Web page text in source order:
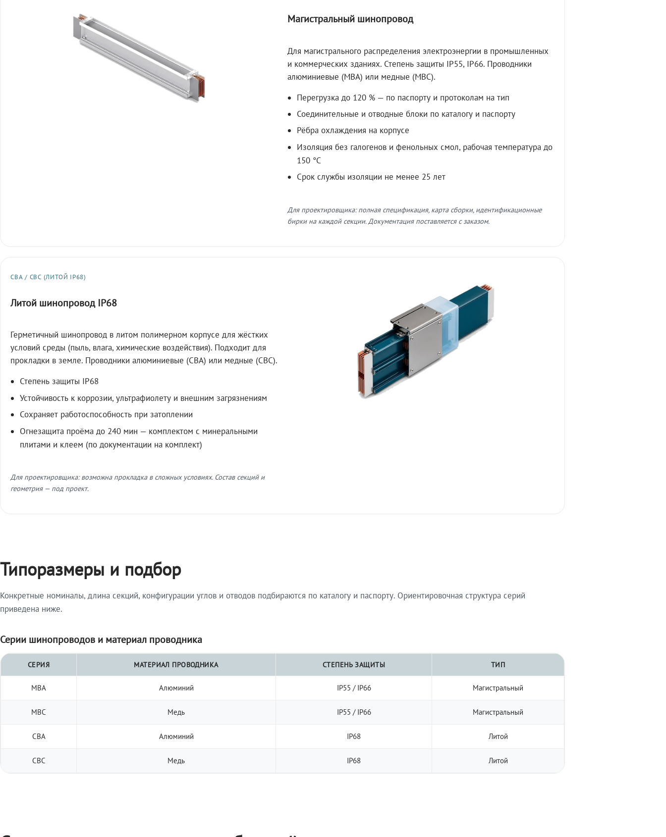
Магистральный шинопровод
Для магистрального распределения электроэнергии в промышленных
и коммерческих зданиях. Степень защиты IP55, IP66. Проводники
алюминиевые (МВА) или медные (МВС).
Перегрузка до 120 % — по паспорту и протоколам на тип
Соединительные и отводные блоки по каталогу и паспорту
Рёбра охлаждения на корпусе
Изоляция без галогенов и фенольных смол, рабочая температура до
150 °C
Срок службы изоляции не менее 25 лет
Для проектировщика: полная спецификация, карта сборки, идентификационные
бирки на каждой секции. Документация поставляется с заказом.
СВА / СВС (ЛИТОЙ IP68)
Литой шинопровод IP68
Герметичный шинопровод в литом полимерном корпусе для жёстких
условий среды (пыль, влага, химические воздействия). Подходит для
прокладки в земле. Проводники алюминиевые (СВА) или медные (СВС).
Степень защиты IP68
Устойчивость к коррозии, ультрафиолету и внешним загрязнениям
Сохраняет работоспособность при затоплении
Огнезащита проёма до 240 мин — комплектом с минеральными
плитами и клеем (по документации на комплект)
Для проектировщика: возможна прокладка в сложных условиях. Состав секций и
геометрия — под проект.
Типоразмеры и подбор
Конкретные номиналы, длина секций, конфигурации углов и отводов подбираются по каталогу и паспорту. Ориентировочная структура серий
приведена ниже.
Серии шинопроводов и материал проводника
СЕРИЯ МАТЕРИАЛ ПРОВОДНИКА СТЕПЕНЬ ЗАЩИТЫ ТИП
МВА Алюминий IP55 / IP66 Магистральный
МВС Медь IP55 / IP66 Магистральный
СВА Алюминий IP68 Литой
СВС Медь IP68 Литой